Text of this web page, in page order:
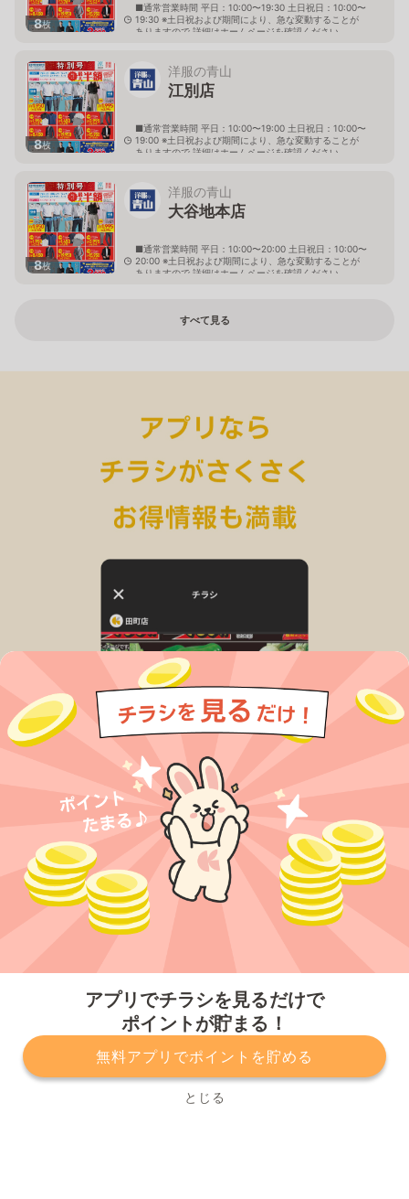
アプリでチラシを見るだけで
ポイントが貯まる！
無料アプリでポイントを貯める
とじる
8枚
■通常営業時間 平日：10:00〜19:30 土日祝日：10:00〜
19:30 ※土日祝および期間により、急な変動することが
ありますので 詳細はホームページを確認ください
8枚
洋服の青山
江別店
■通常営業時間 平日：10:00〜19:00 土日祝日：10:00〜
19:00 ※土日祝および期間により、急な変動することが
ありますので 詳細はホームページを確認ください
8枚
洋服の青山
大谷地本店
■通常営業時間 平日：10:00〜20:00 土日祝日：10:00〜
20:00 ※土日祝および期間により、急な変動することが
ありますので 詳細はホームページを確認ください
すべて見る
プライバシーポリシー 利用規約
運営会社
サービスに関してのお問い合わせ